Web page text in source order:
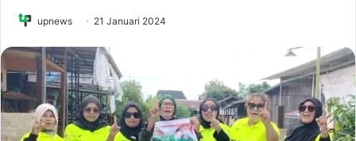
upnews 21 Januari 2024